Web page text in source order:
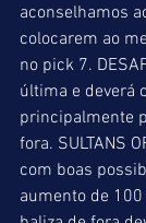
aconselhamos
colocarem ao
no pick 7.
última e deverá
principalmente
fora. SULTANS
com boas
aumento de